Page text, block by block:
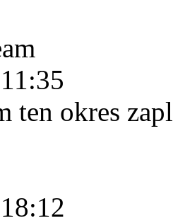
ten okres